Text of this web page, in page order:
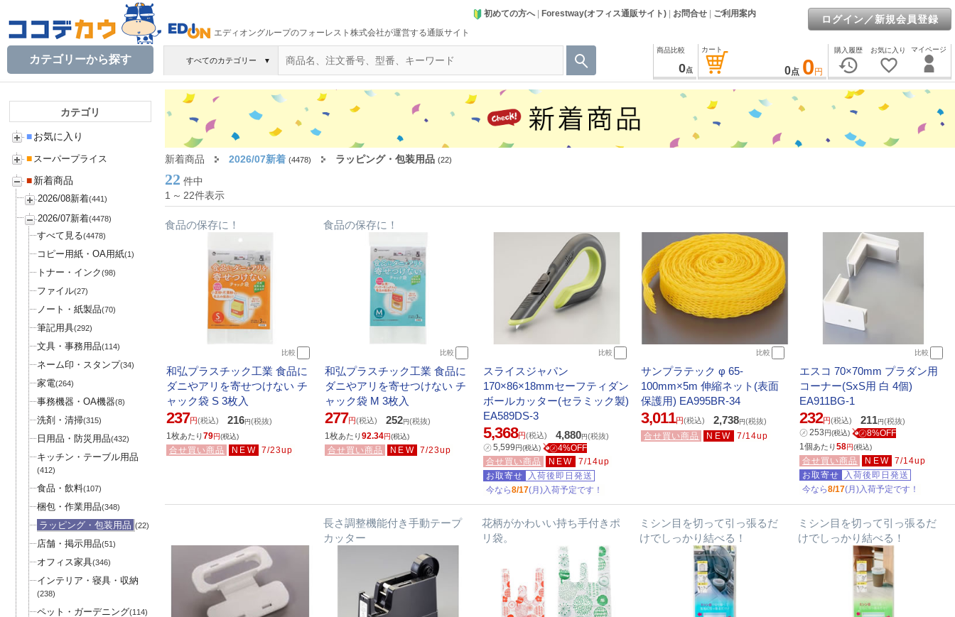
エディオングループのフォーレスト株式会社が運営する通販サイト
初めての方へ| Forestway(オフィス通販サイト) お問合せ ご利用案内 ログイン／新規会員登録
すべてのカテゴリー ▼
カテゴリーから探す
マイページ
お気に入り
favorite_border
購入履歴
history
カート
0点 0 円
商品比較
0点
カテゴリ
■お気に入り
■ スーパープライス
■新着商品
2026/08新着(441)
2026/07新着(4478)
すべて見る(4478)
コピー用紙・OA用紙(1)
トナー・インク(98)
ファイル(27)
ノート・紙製品(70)
筆記用具(292)
文具・事務用品(114)
ネーム印・スタンプ(34)
家電(264)
事務機器・OA機器(8)
洗剤・清掃(315)
日用品・防災用品(432)
キッチン・テーブル用品
(412)
食品・飲料(107)
梱包・作業用品(348)
ラッピング・包装用品 (22)
店舗・掲示用品(51)
オフィス家具(346)
インテリア・寝具・収納
(238)
ペット・ガーデニング(114)
新着商品 2026/07新着 (4478) ラッピング・包装用品 (22)
22 件中
1 ～ 22件表示
食品の保存に！
比較
和弘プラスチック工業 食品に
ダニやアリを寄せつけない チ
ャック袋 S 3枚入
237円(税込) 216円(税抜)
1枚あたり79円(税込)
合せ買い商品 NEW 7/23up
食品の保存に！
比較
和弘プラスチック工業 食品に
ダニやアリを寄せつけない チ
ャック袋 M 3枚入
277円(税込) 252円(税抜)
1枚あたり92.34円(税込)
合せ買い商品 NEW 7/23up
比較
スライスジャパン
170×86×18mmセーフティダン
ボールカッター(セラミック製)
EA589DS-3
5,368円(税込) 4,880円(税抜)
㋱5,599円(税込) ㋱4%OFF
合せ買い商品
NEW
7/14up
お取寄せ
入荷後即日発送
今なら8/17(月)入荷予定です！
比較
サンプラテック φ 65-
100mm×5m 伸縮ネット(表面
保護用) EA995BR-34
3,011円(税込) 2,738円(税抜)
合せ買い商品 NEW 7/14up
比較
エスコ 70×70mm プラダン用
コーナー(SxS用 白 4個)
EA911BG-1
232円(税込) 211円(税抜)
㋱253円(税込) ㋱8%OFF
1個あたり58円(税込)
合せ買い商品 NEW 7/14up
お取寄せ
入荷後即日発送
今なら8/17(月)入荷予定です！
長さ調整機能付き手動テープ
カッター
花柄がかわいい持ち手付きポ
リ袋。
ミシン目を切って引っ張るだ
けでしっかり結べる！
ミシン目を切って引っ張るだ
けでしっかり結べる！